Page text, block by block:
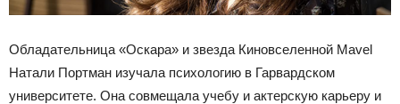
Обладательница «Оскара» и звезда Киновселенной Mavel
Натали Портман изучала психологию в Гарвардском
университете. Она совмещала учебу и актерскую карьеру и